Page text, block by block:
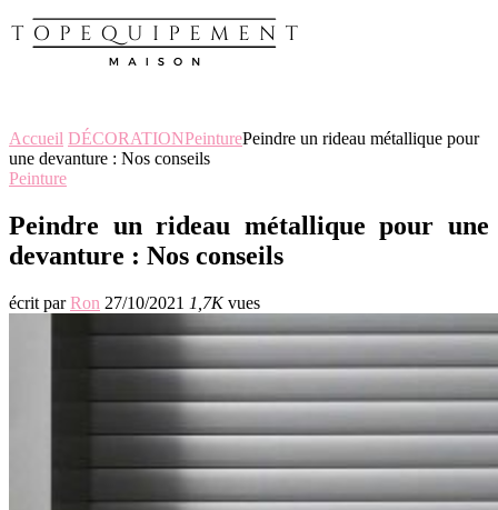
Accueil DÉCORATIONPeinturePeindre un rideau métallique pour
une devanture : Nos conseils
Peinture
Peindre un rideau métallique pour une
devanture : Nos conseils
écrit parRon 27/10/2021 1,7Kvues